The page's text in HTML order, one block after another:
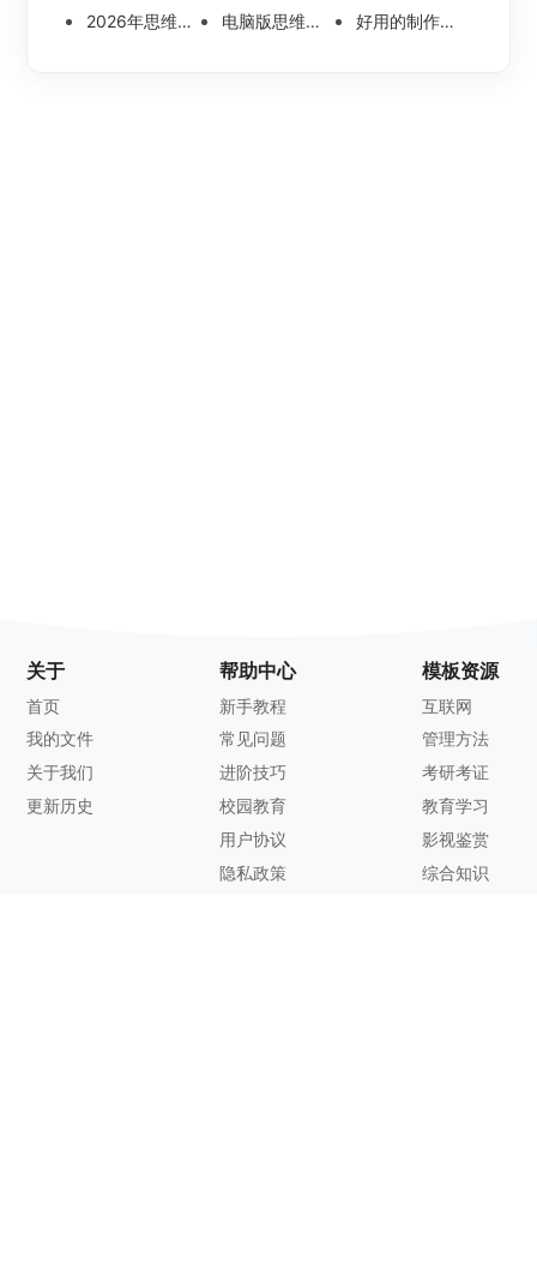
2026年思维导图软件哪个好 最新免费思维导图软件测评
电脑版思维导图软件哪个好？可离线编辑的思维导图工具盘点 好用的制作思维导图软件有哪些？五款高分思维导图工具盘点
关于
首页
我的文件
关于我们
更新历史
帮助中心
新手教程
常见问题
进阶技巧
校园教育
用户协议
隐私政策
模板资源
互联网
管理方法
考研考证
教育学习
影视鉴赏
综合知识